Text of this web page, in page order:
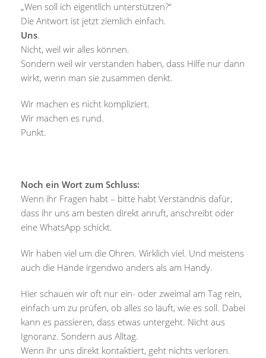
„Wen soll ich eigentlich unterstützen?“
Die Antwort ist jetzt ziemlich einfach.
Uns.
Nicht, weil wir alles können.
Sondern weil wir verstanden haben, dass Hilfe nur dann
wirkt, wenn man sie zusammen denkt.
Wir machen es nicht kompliziert.
Wir machen es rund.
Punkt.
Noch ein Wort zum Schluss:
Wenn ihr Fragen habt – bitte habt Verständnis dafür,
dass ihr uns am besten direkt anruft, anschreibt oder
eine WhatsApp schickt.
Wir haben viel um die Ohren. Wirklich viel. Und meistens
auch die Hände irgendwo anders als am Handy.
Hier schauen wir oft nur ein- oder zweimal am Tag rein,
einfach um zu prüfen, ob alles so läuft, wie es soll. Dabei
kann es passieren, dass etwas untergeht. Nicht aus
Ignoranz. Sondern aus Alltag.
Wenn ihr uns direkt kontaktiert, geht nichts verloren.